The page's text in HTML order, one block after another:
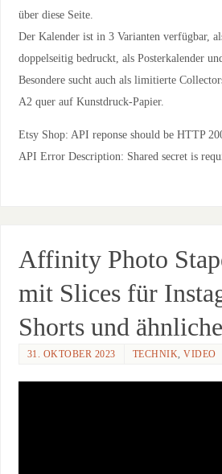
über diese Seite.
Der Kalender ist in 3 Varianten verfügbar,
doppelseitig bedruckt, als Posterkalender
Besondere sucht auch als limitierte
A2 quer auf Kunstdruck-Papier.
Etsy Shop: API reponse should be HTTP
API Error Description: Shared secret is
Affinity Photo
mit Slices für
Shorts und
31. OKTOBER 2023 TECHNIK,VIDEO